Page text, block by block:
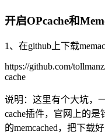
开启OPcache和
1、在github上下载
https://github.com/
cache
说明：这里有个大坑，
cache插件，官网上的是
的memcached，把下载